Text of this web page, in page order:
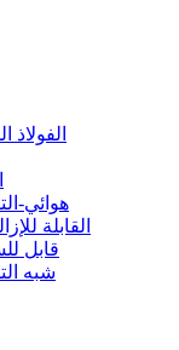
هوائي-
القابلة
قابل
شبه